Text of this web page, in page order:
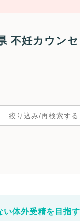
不妊カウン
絞り込み/再検索する
体外受精を目指